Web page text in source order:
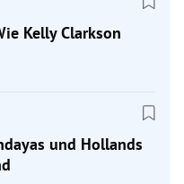
Kelly Clarkson
und Hollands